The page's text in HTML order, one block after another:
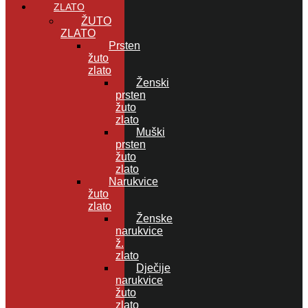
ZLATO
ŽUTO
ZLATO
Prsten
žuto
zlato
Ženski
prsten
žuto
zlato
Muški
prsten
žuto
zlato
Narukvice
žuto
zlato
Ženske
narukvice
ž.
zlato
Dječije
narukvice
žuto
zlato